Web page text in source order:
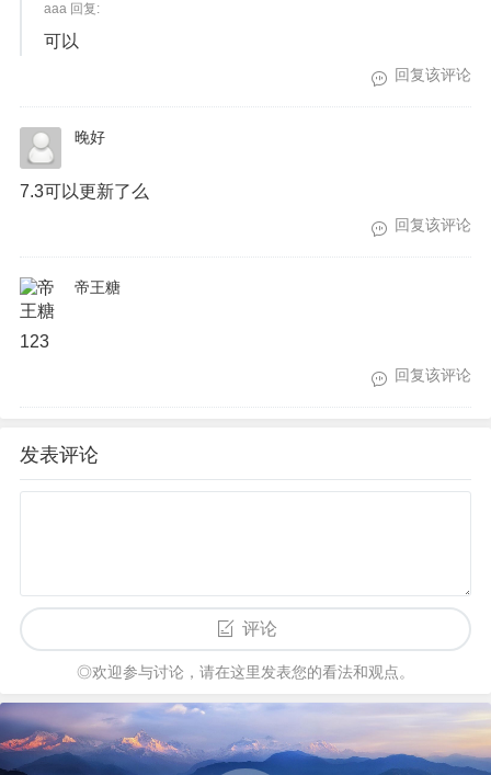
aaa 回复:
可以
回复该评论
晚好
7.3可以更新了么
回复该评论
帝王糖
123
回复该评论
发表评论
评论
◎欢迎参与讨论，请在这里发表您的看法和观点。